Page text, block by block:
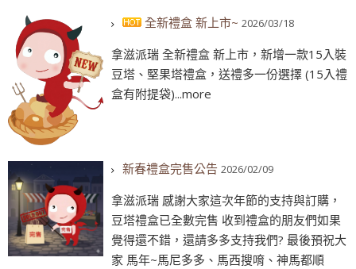
全新禮盒 新上市~ 2026/03/18
拿滋派瑞 全新禮盒 新上市，新增一款15入裝
豆塔、堅果塔禮盒，送禮多一份選擇 (15入禮
盒有附提袋)...more
新春禮盒完售公告 2026/02/09
拿滋派瑞 感謝大家這次年節的支持與訂購，
豆塔禮盒已全數完售 收到禮盒的朋友們如果
覺得還不錯，還請多多支持我們? 最後預祝大
家 馬年~馬尼多多、馬西搜唷、神馬都順